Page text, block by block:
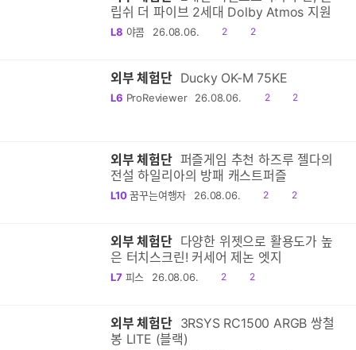
립쉬 더 파이브 2세대 Dolby Atmos 지원
L8 야콤 26.08.06.
공
2
댓
2
외부 체험단 Ducky OK-M 75KE
L6 ProReviewer 26.08.06.
공
2
댓
2
외부 체험단 퍼즐게임 추천 하즈루 젤다의
전설 하일리아의 방패 캐스트퍼즐
L10 꿈꾸는여행자 26.08.06.
공
2
댓
2
외부 체험단 다양한 위젯으로 활용도가 높
은 터치스크린! 커세어 제논 엣지
L7 피스 26.08.06.
공
2
댓
2
외부 체험단 3RSYS RC1500 ARGB 쌍철
봉 LITE (블랙)